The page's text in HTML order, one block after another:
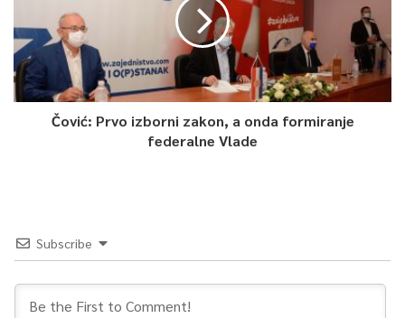
Čović: Prvo izborni zakon, a onda formiranje
federalne Vlade
Subscribe